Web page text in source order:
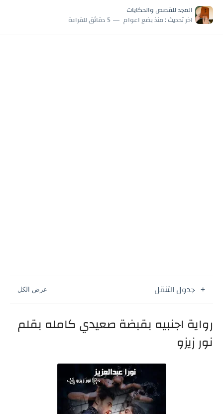
المجد للقصص والحكايات
اخر تحديث :منذ بضع اعوام 5 دقائق للقراءة
جدول التنقل
رواية اجنبيه بقبضة صعيدي كامله بقلم
نور زيزو